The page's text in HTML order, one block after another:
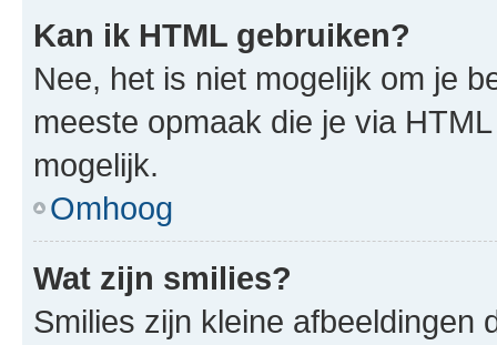
Kan ik HTML gebruiken?
Nee, het is niet mogelijk om je
meeste opmaak die je via
mogelijk.
Omhoog
Wat zijn smilies?
Smilies zijn kleine afbeeldingen